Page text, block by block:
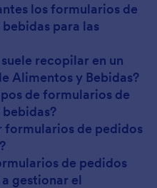
los formularios de
para las
recopilar en un
Alimentos y Bebidas?
de formularios de
formularios de pedidos
de pedidos
gestionar el